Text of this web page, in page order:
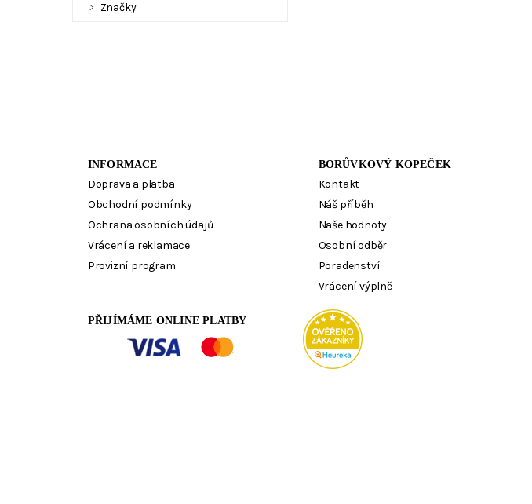
Značky
INFORMACE
Doprava a platba
Obchodní podmínky
Ochrana osobních údajů
Vrácení a reklamace
Provizní program
BORŮVKOVÝ KOPEČEK
Kontakt
Náš příběh
Naše hodnoty
Osobní odběr
Poradenství
Vrácení výplně
PŘIJÍMÁME ONLINE PLATBY